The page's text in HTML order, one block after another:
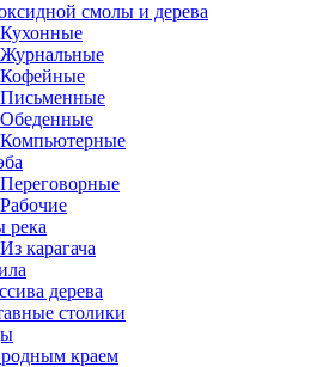
смолы и дерева
Кухонные
Журнальные
Кофейные
Письменные
Обеденные
Компьютерные
Переговорные
Рабочие
река
Из карагача
дерева
столики
краем